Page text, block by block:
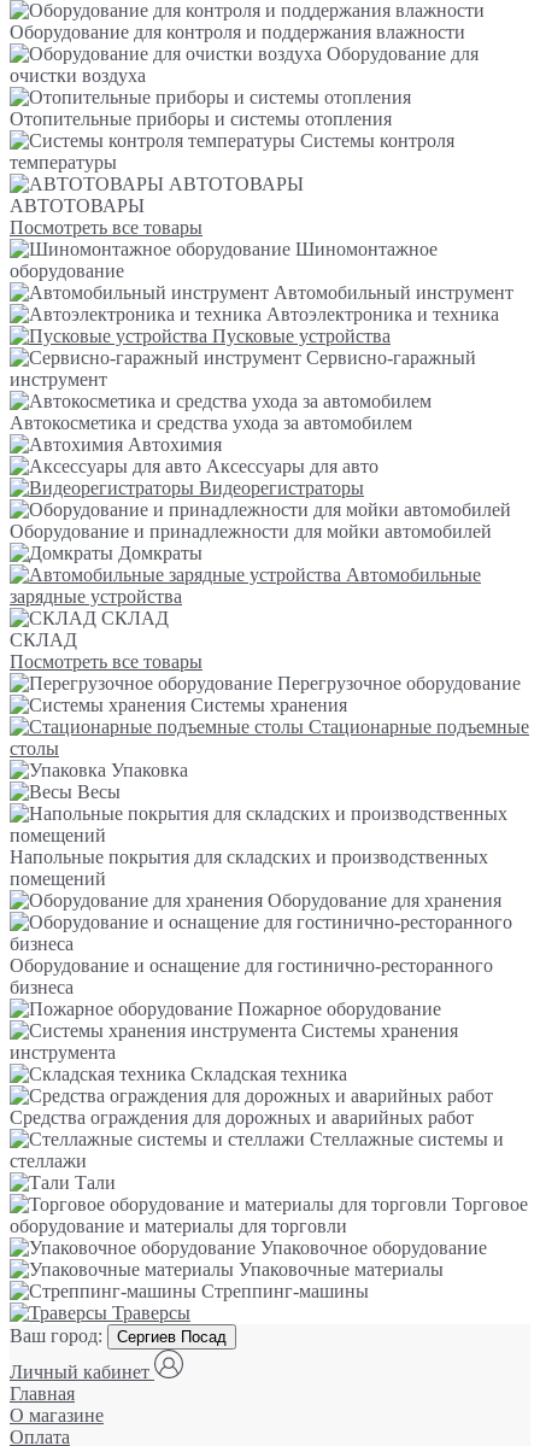
Оборудование для контроля и поддержания влажности
Оборудование для
очистки воздуха
Отопительные приборы и системы отопления
Системы контроля
температуры
АВТОТОВАРЫ
АВТОТОВАРЫ
Посмотреть все товары
Шиномонтажное
оборудование
Автомобильный инструмент
Автоэлектроника и техника
Пусковые устройства
Сервисно-гаражный
инструмент
Автокосметика и средства ухода за автомобилем
Автохимия
Аксессуары для авто
Видеорегистраторы
Оборудование и принадлежности для мойки автомобилей
Домкраты
Автомобильные
зарядные устройства
СКЛАД
СКЛАД
Посмотреть все товары
Перегрузочное оборудование
Системы хранения
Стационарные подъемные
столы
Упаковка
Весы
Напольные покрытия для складских и производственных
помещений
Оборудование для хранения
Оборудование и оснащение для гостинично-ресторанного
бизнеса
Пожарное оборудование
Системы хранения
инструмента
Складская техника
Средства ограждения для дорожных и аварийных работ
Стеллажные системы и
стеллажи
Тали
Торговое
оборудование и материалы для торговли
Упаковочное оборудование
Упаковочные материалы
Стреппинг-машины
Траверсы
Ваш город:
Сергиев Посад
Личный кабинет
Главная
О магазине
Оплата